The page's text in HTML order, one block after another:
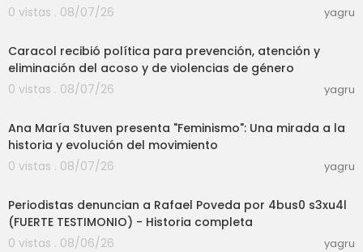
0 vistas . 08/07/26
yagru
Caracol recibió política para prevención, atención y
eliminación del acoso y de violencias de género
0 vistas . 08/07/26
yagru
Ana María Stuven presenta "Feminismo": Una mirada a la
historia y evolución del movimiento
0 vistas . 08/07/26
yagru
Periodistas denuncian a Rafael Poveda por 4bus0 s3xu4l
(FUERTE TESTIMONIO) - Historia completa
0 vistas . 08/06/26
yagru